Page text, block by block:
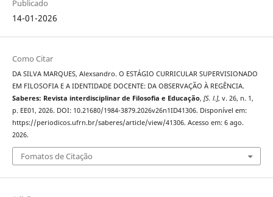
Publicado
14-01-2026
Como Citar
DA SILVA MARQUES, Alexsandro. O ESTÁGIO CURRICULAR SUPERVISIONADO
EM FILOSOFIA E A IDENTIDADE DOCENTE: DA OBSERVAÇÃO À REGÊNCIA.
Saberes: Revista interdisciplinar de Filosofia e Educação, [S. l.], v. 26, n. 1,
p. EE01, 2026. DOI: 10.21680/1984-3879.2026v26n1ID41306. Disponível em:
https://periodicos.ufrn.br/saberes/article/view/41306. Acesso em: 6 ago.
2026.
Fomatos de Citação